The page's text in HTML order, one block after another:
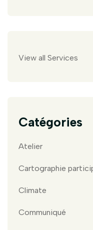
View all Services
Catégories
Atelier
Cartographie
Climate
Communiqué